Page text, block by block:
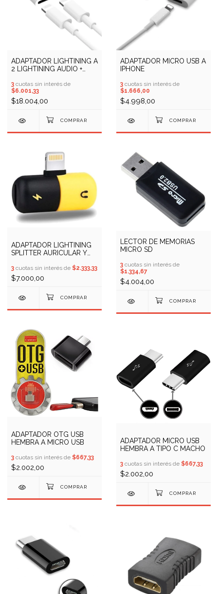
ADAPTADOR LIGHTINING A
2 LIGHTINING AUDIO +
3 cuotas sin interés de
$6.001,33
$18.004,00
ADAPTADOR MICRO USB A
IPHONE
3 cuotas sin interés de
$1.666,00
$4.998,00
ADAPTADOR LIGHTINING
SPLITTER AURICULAR Y
3 cuotas sin interés de $2.333,33
$7.000,00
LECTOR DE MEMORIAS
MICRO SD
3 cuotas sin interés de
$1.334,67
$4.004,00
ADAPTADOR OTG USB
HEMBRA A MICRO USB
3 cuotas sin interés de $667,33
$2.002,00
ADAPTADOR MICRO USB
HEMBRA A TIPO C MACHO
3 cuotas sin interés de $667,33
$2.002,00